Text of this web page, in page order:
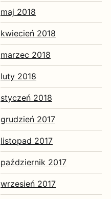
maj 2018
kwiecień 2018
marzec 2018
luty 2018
styczeń 2018
grudzień 2017
listopad 2017
październik 2017
wrzesień 2017